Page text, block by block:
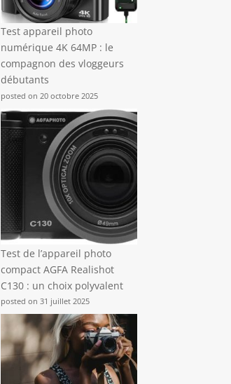
Test appareil photo
numérique 4K 64MP : le
compagnon des vloggeurs
débutants
posted on 20 octobre 2025
Test de l’appareil photo
compact AGFA Realishot
C130 : un choix polyvalent
posted on 31 juillet 2025